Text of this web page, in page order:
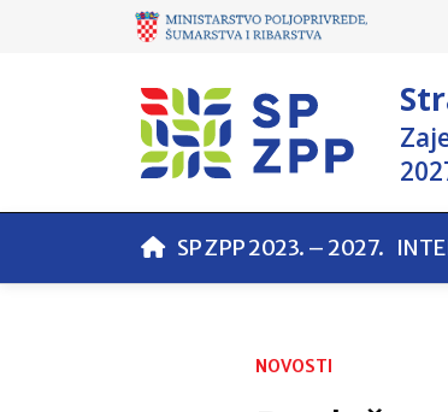
SP ZPP 2023. – 2027.
NOVOSTI